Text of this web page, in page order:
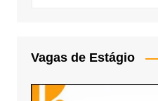
Vagas de Estágio